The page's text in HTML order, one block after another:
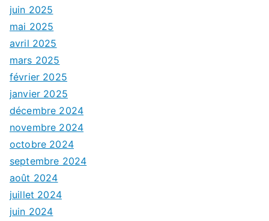
juin 2025
mai 2025
avril 2025
mars 2025
février 2025
janvier 2025
décembre 2024
novembre 2024
octobre 2024
septembre 2024
août 2024
juillet 2024
juin 2024